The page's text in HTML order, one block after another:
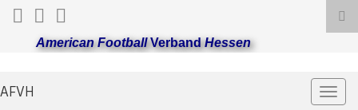
American FootballVerbandHessen
AFVH